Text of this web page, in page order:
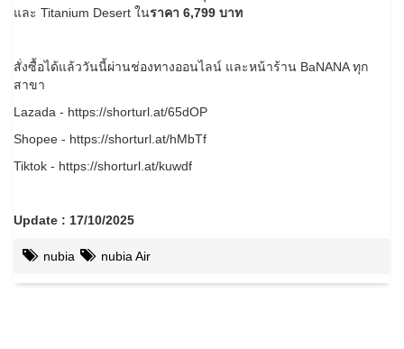
และ Titanium Desert ในราคา 6,799 บาท
สั่งซื้อได้แล้ววันนี้ผ่านช่องทางออนไลน์ และหน้าร้าน BaNANA ทุก
สาขา
Lazada - https://shorturl.at/65dOP
Shopee - https://shorturl.at/hMbTf
Tiktok - https://shorturl.at/kuwdf
Update : 17/10/2025
nubia nubia Air